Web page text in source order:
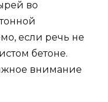
во
если речь не
бетоне.
внимание